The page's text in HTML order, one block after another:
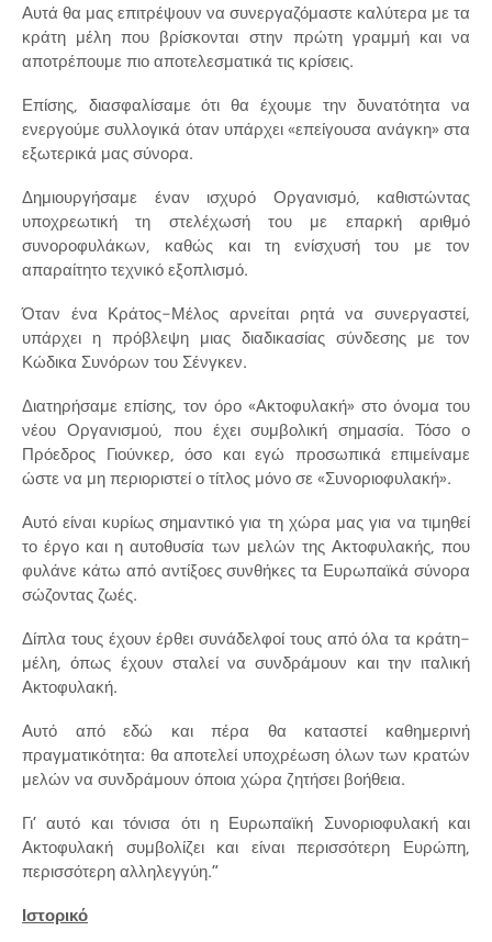
Αυτά θα μας επιτρέψουν να συνεργαζόμαστε καλύτερα με τα
κράτη μέλη που βρίσκονται στην πρώτη γραμμή και να
αποτρέπουμε πιο αποτελεσματικά τις κρίσεις.
Επίσης, διασφαλίσαμε ότι θα έχουμε την δυνατότητα να
ενεργούμε συλλογικά όταν υπάρχει «επείγουσα ανάγκη» στα
εξωτερικά μας σύνορα.
Δημιουργήσαμε έναν ισχυρό Οργανισμό, καθιστώντας
υποχρεωτική τη στελέχωσή του με επαρκή αριθμό
συνοροφυλάκων, καθώς και τη ενίσχυσή του με τον
απαραίτητο τεχνικό εξοπλισμό.
Όταν ένα Κράτος-Μέλος αρνείται ρητά να συνεργαστεί,
υπάρχει η πρόβλεψη μιας διαδικασίας σύνδεσης με τον
Κώδικα Συνόρων του Σένγκεν.
Διατηρήσαμε επίσης, τον όρο «Ακτοφυλακή» στο όνομα του
νέου Οργανισμού, που έχει συμβολική σημασία. Τόσο ο
Πρόεδρος Γιούνκερ, όσο και εγώ προσωπικά επιμείναμε
ώστε να μη περιοριστεί ο τίτλος μόνο σε «Συνοριοφυλακή».
Αυτό είναι κυρίως σημαντικό για τη χώρα μας για να τιμηθεί
το έργο και η αυτοθυσία των μελών της Ακτοφυλακής, που
φυλάνε κάτω από αντίξοες συνθήκες τα Ευρωπαϊκά σύνορα
σώζοντας ζωές.
Δίπλα τους έχουν έρθει συνάδελφοί τους από όλα τα κράτη-
μέλη, όπως έχουν σταλεί να συνδράμουν και την ιταλική
Ακτοφυλακή.
Αυτό από εδώ και πέρα θα καταστεί καθημερινή
πραγματικότητα: θα αποτελεί υποχρέωση όλων των κρατών
μελών να συνδράμουν όποια χώρα ζητήσει βοήθεια.
Γι’ αυτό και τόνισα ότι η Ευρωπαϊκή Συνοριοφυλακή και
Ακτοφυλακή συμβολίζει και είναι περισσότερη Ευρώπη,
περισσότερη αλληλεγγύη.”
Ιστορικό